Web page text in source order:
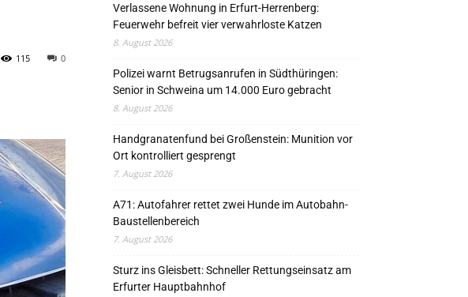
0
115
Verlassene Wohnung in Erfurt-Herrenberg:
Feuerwehr befreit vier verwahrloste Katzen
8. August 2026
Polizei warnt Betrugsanrufen in Südthüringen:
Senior in Schweina um 14.000 Euro gebracht
8. August 2026
Handgranatenfund bei Großenstein: Munition vor
Ort kontrolliert gesprengt
7. August 2026
A71: Autofahrer rettet zwei Hunde im Autobahn-
Baustellenbereich
7. August 2026
Sturz ins Gleisbett: Schneller Rettungseinsatz am
Erfurter Hauptbahnhof